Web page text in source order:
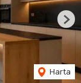
Harta